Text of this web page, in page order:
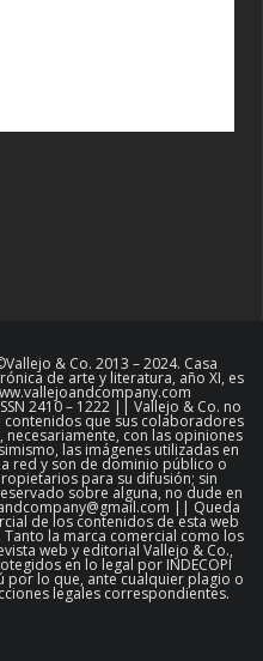
& Co. 2013 – 2024. Casa
de arte y literatura, año XI, es
2410 – 1222 || Vallejo & Co. no
que sus colaboradores
necesariamente, con las opiniones
las imágenes utilizadas en
red y son de dominio público o
para su difusión; sin
sobre alguna, no dude en
|| Queda
de los contenidos de esta web
la marca comercial como los
web y editorial Vallejo & Co.,
en lo legal por INDECOPI
por lo que, ante cualquier plagio o
legales correspondientes.